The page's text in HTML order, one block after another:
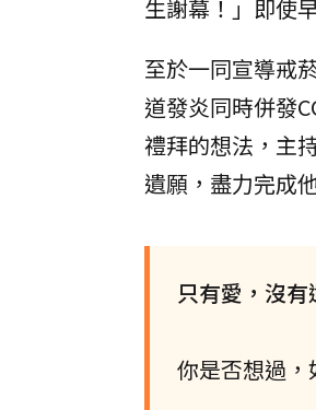
生謝幕！」即使
至於一同宣導戒
道發炎同時併發
禮拜的想法，主
遺願，盡力完成
只有愛，沒
你是否想過，